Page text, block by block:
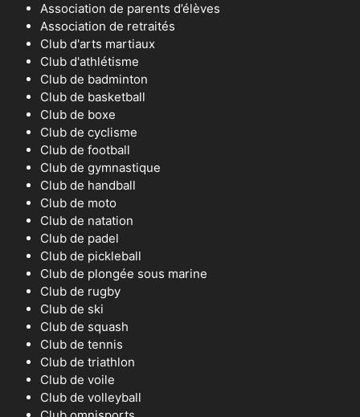
Association de parents d’élèves
Association de retraités
Club d'arts martiaux
Club d'athlétisme
Club de badminton
Club de basketball
Club de boxe
Club de cyclisme
Club de football
Club de gymnastique
Club de handball
Club de moto
Club de natation
Club de padel
Club de pickleball
Club de plongée sous marine
Club de rugby
Club de ski
Club de squash
Club de tennis
Club de triathlon
Club de voile
Club de volleyball